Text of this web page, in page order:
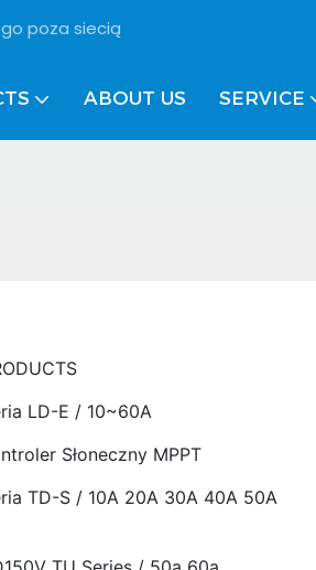
poza siecią
ABOUT US SERVICE
LD-E / 10~60A
Słoneczny MPPT
TD-S / 10A 20A 30A 40A 50A